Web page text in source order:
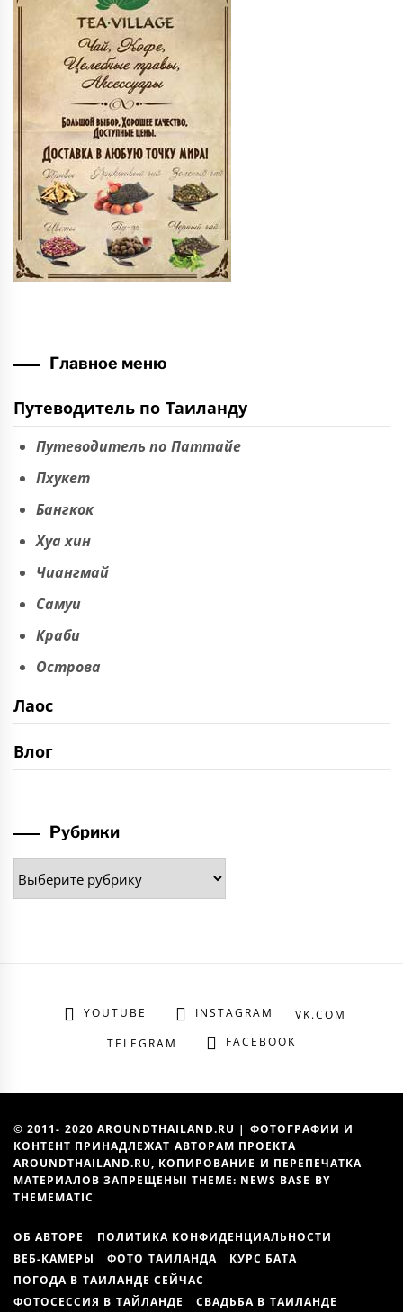
Главное меню
Путеводитель по Таиланду
Путеводитель по Паттайе
Пхукет
Бангкок
Хуа хин
Чиангмай
Самуи
Краби
Острова
Лаос
Влог
Рубрики
Рубрики
YOUTUBE INSTAGRAM
VK.COM
TELEGRAM
FACEBOOK
© 2011- 2020 AROUNDTHAILAND.RU | ФОТОГРАФИИ И
КОНТЕНТ ПРИНАДЛЕЖАТ АВТОРАМ ПРОЕКТА
AROUNDTHAILAND.RU, КОПИРОВАНИЕ И ПЕРЕПЕЧАТКА
МАТЕРИАЛОВ ЗАПРЕЩЕНЫ! THEME: NEWS BASE BY
THEMEMATIC
ОБ АВТОРЕ
ПОЛИТИКА КОНФИДЕНЦИАЛЬНОСТИ
ВЕБ-КАМЕРЫ
ФОТО ТАИЛАНДА
КУРС БАТА
ПОГОДА В ТАИЛАНДЕ СЕЙЧАС
ФОТОСЕССИЯ В ТАЙЛАНДЕ
СВАДЬБА В ТАИЛАНДЕ